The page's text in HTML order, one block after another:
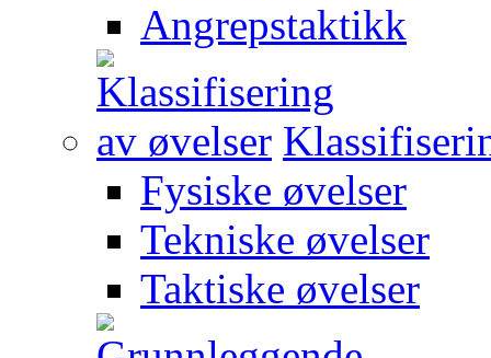
Angrepstaktikk
Fysiske øvelser
Tekniske øvelser
Taktiske øvelser